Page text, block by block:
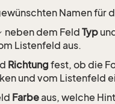
Namen für
neben dem Feld Typ
Listenfeld aus.
Richtung fest, ob die
und vom Listenfeld
Farbeaus, welche